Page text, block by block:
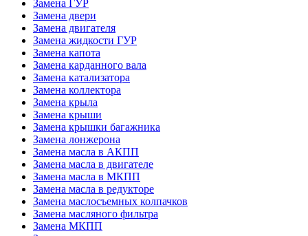
Замена ГУР
Замена двери
Замена двигателя
Замена жидкости ГУР
Замена капота
Замена карданного вала
Замена катализатора
Замена коллектора
Замена крыла
Замена крыши
Замена крышки багажника
Замена лонжерона
Замена масла в АКПП
Замена масла в двигателе
Замена масла в МКПП
Замена масла в редукторе
Замена маслосъемных колпачков
Замена масляного фильтра
Замена МКПП